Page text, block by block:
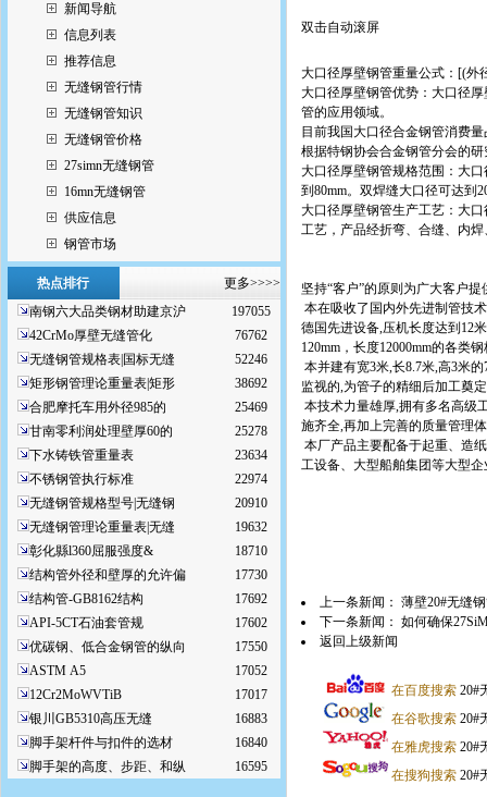
新闻导航
信息列表
推荐信息
无缝钢管行情
无缝钢管知识
无缝钢管价格
27simn无缝钢管
16mn无缝钢管
供应信息
钢管市场
热点排行
更多>>>>
南钢六大品类钢材助建京沪
197055
42CrMo厚壁无缝管化
76762
无缝钢管规格表|国标无缝
52246
矩形钢管理论重量表|矩形
38692
合肥摩托车用外径985的
25469
甘南零利润处理壁厚60的
25278
下水铸铁管重量表
23634
不锈钢管执行标准
22974
无缝钢管规格型号|无缝钢
20910
无缝钢管理论重量表|无缝
19632
彰化縣l360屈服强度&
18710
结构管外径和壁厚的允许偏
17730
结构管-GB8162结构
17692
API-5CT石油套管规
17602
优碳钢、低合金钢管的纵向
17550
ASTM A5
17052
12Cr2MoWVTiB
17017
银川GB5310高压无缝
16883
脚手架杆件与扣件的选材
16840
脚手架的高度、步距、和纵
16595
双击自动滚屏
大口径厚壁钢管重量公式：[(外
大口径厚壁钢管优势：大口径
管的应用领域。
目前我国大口径合金钢管消费
根据特钢协会合金钢管分会的
大口径厚壁钢管规格范围：大口
到80mm。双焊缝大口径可达到
大口径厚壁钢管生产工艺：大
工艺，产品经折弯、合缝、内
坚持“客户”的原则为广大客户
本在吸收了国内外先进制管技
德国先进设备,压机长度达到12
120mm，长度12000mm的各类
本并建有宽3米,长8.7米,高3米
监视的,为管子的精细后加工奠
本技术力量雄厚,拥有多名高级
施齐全,再加上完善的质量管理
本厂产品主要配备于起重、造
工设备、大型船舶集团等大型企
上一条新闻： 薄壁20#无缝
下一条新闻： 如何确保
返回上级新闻
在百度搜索20#
在谷歌搜索20#
在雅虎搜索20#
在搜狗搜索20#